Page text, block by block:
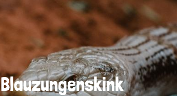
Blauzungenskink